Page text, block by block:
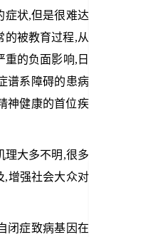
症状,但是很难达
的被教育过程,从
的负面影响,日
谱系障碍的患病
神健康的首位疾
理大多不明,很多
,增强社会大众对
闭症致病基因在